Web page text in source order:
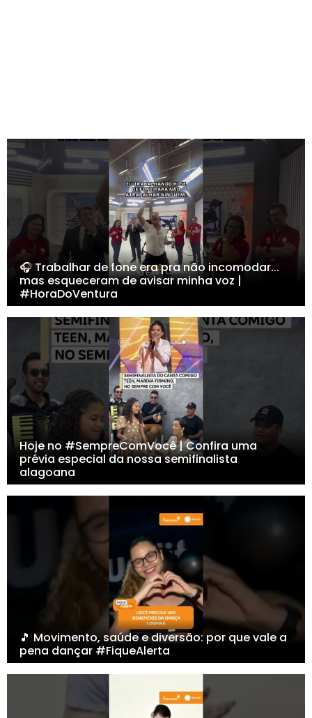
🎧 Trabalhar de fone era pra não incomodar...
mas esqueceram de avisar minha voz |
#HoraDoVentura
Hoje no #SempreComVocê | Confira uma
prévia especial da nossa semifinalista
alagoana
🎵 Movimento, saúde e diversão: por que vale a
pena dançar #FiqueAlerta